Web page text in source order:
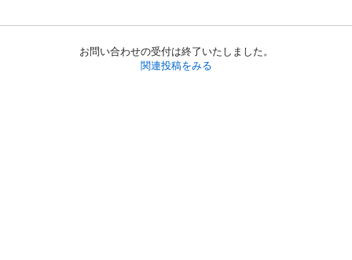
お問い合わせの受付は終了いたしました。
関連投稿をみる